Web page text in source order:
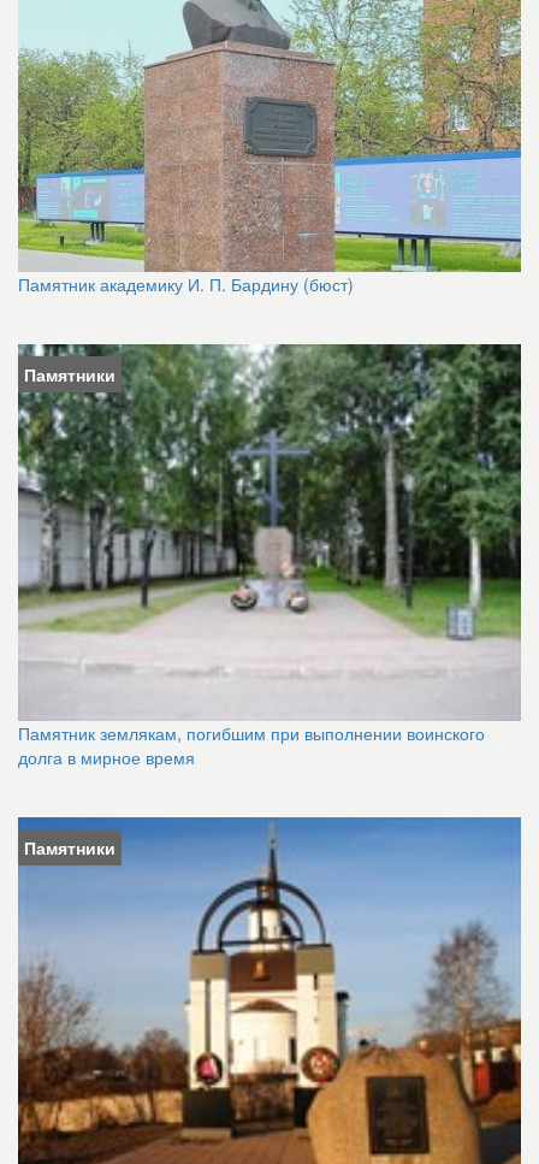
Памятник академику И. П. Бардину (бюст)
Памятники
Памятник землякам, погибшим при выполнении воинского
долга в мирное время
Памятники